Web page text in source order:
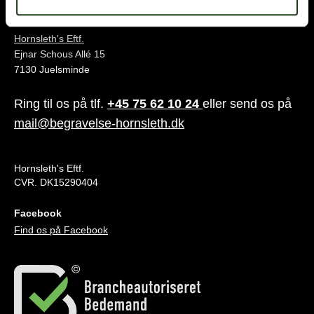
Hornsleth's Eftf.
Ejnar Schous Allé 15
7130 Juelsminde
Ring til os på tlf. +45 75 62 10 24 eller send os på
mail@begravelse-hornsleth.dk
Hornsleth's Eftf.
CVR. DK15290404
Facebook
Find os på Facebook